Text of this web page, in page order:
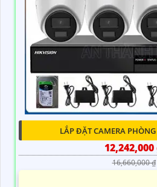
LẮP ĐẶT CAMERA
12,242,000
16,660,000 ₫